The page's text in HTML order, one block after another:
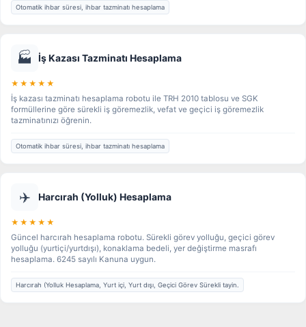
Otomatik ihbar süresi, ihbar tazminatı hesaplama
🏭 İş Kazası Tazminatı Hesaplama
★★★★★
İş kazası tazminatı hesaplama robotu ile TRH 2010 tablosu ve SGK
formüllerine göre sürekli iş göremezlik, vefat ve geçici iş göremezlik
tazminatınızı öğrenin.
Otomatik ihbar süresi, ihbar tazminatı hesaplama
✈️ Harcırah (Yolluk) Hesaplama
★★★★★
Güncel harcırah hesaplama robotu. Sürekli görev yolluğu, geçici görev
yolluğu (yurtiçi/yurtdışı), konaklama bedeli, yer değiştirme masrafı
hesaplama. 6245 sayılı Kanuna uygun.
Harcırah (Yolluk Hesaplama, Yurt içi, Yurt dışı, Geçici Görev Sürekli tayin.